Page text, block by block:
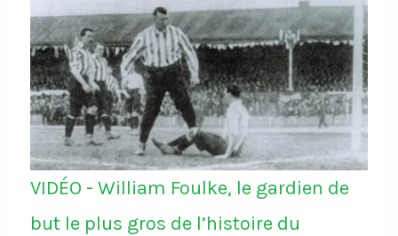
VIDÉO - William Foulke, le gardien de
but le plus gros de l’histoire du